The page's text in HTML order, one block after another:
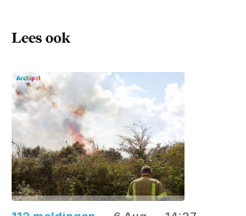
Lees ook